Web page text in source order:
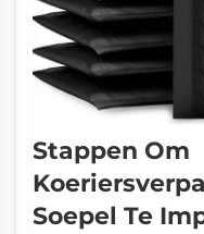
Stappen Om
Soepel Te